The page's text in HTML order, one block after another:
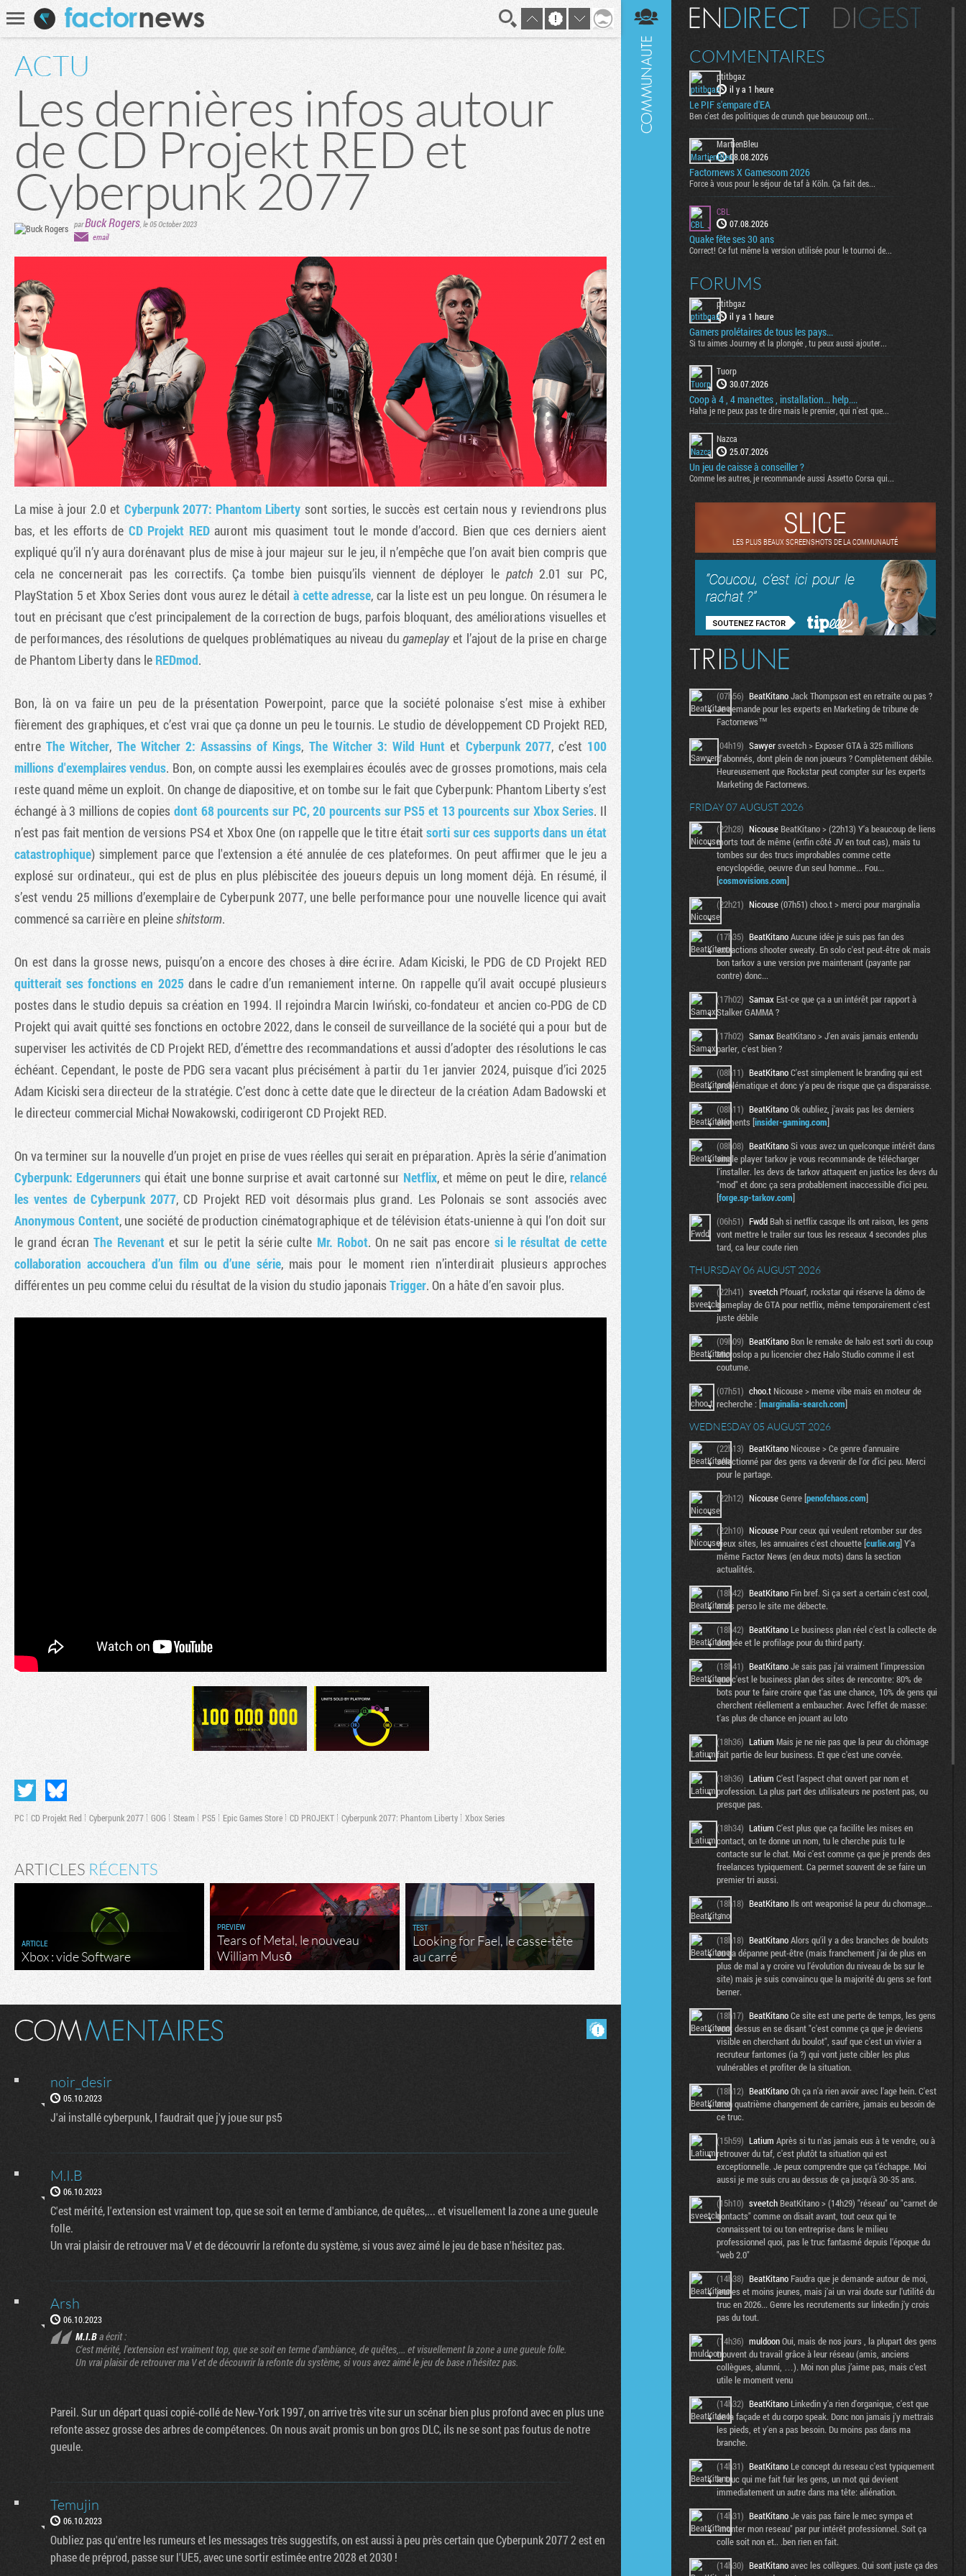
Recherche
ACTU
Les dernières infos autour
de CD Projekt RED et
Cyberpunk 2077
parBuck Rogers,le 05 October 2023
email
La mise à jour 2.0 et Cyberpunk 2077: Phantom Liberty sont sorties, le succès est certain nous y reviendrons plus
bas, et les efforts de CD Projekt REDauront mis quasiment tout le monde d’accord. Bien que ces derniers aient
expliqué qu’il n’y aura dorénavant plus de mise à jour majeur sur le jeu, il n’empêche que l’on avait bien compris que
cela ne concernerait pas les correctifs. Ça tombe bien puisqu’ils viennent de déployer le patch2.01 sur PC,
PlayStation 5 et Xbox Series dont vous aurez le détail à cette adresse, car la liste est un peu longue. On résumera le
tout en précisant que c’est principalement de la correction de bugs, parfois bloquant, des améliorations visuelles et
de performances, des résolutions de quelques problématiques au niveau dugameplayet l’ajout de la prise en charge
de Phantom Liberty dans le REDmod.
Bon, là on va faire un peu de la présentation Powerpoint, parce que la société polonaise s’est mise à exhiber
fièrement des graphiques, et c’est vrai que ça donne un peu le tournis. Le studio de développement CD Projekt RED,
entreThe Witcher, The Witcher 2: Assassins of Kings, The Witcher 3: Wild Hunt et Cyberpunk 2077, c’est 100
millions d'exemplaires vendus. Bon, on compte aussi les exemplaires écoulés avec de grosses promotions, mais cela
reste quand même un exploit. On change de diapositive, et on tombe sur le fait que Cyberpunk: Phantom Liberty s’est
échangé à 3 millions de copies dont 68 pourcents sur PC, 20 pourcents sur PS5 et 13 pourcents sur Xbox Series. Il
n’est pas fait mention de versions PS4 et Xbox One (on rappelle que le titre étaitsorti sur ces supports dans un état
catastrophique) simplement parce que l'extension a été annulée de ces plateformes. On peut affirmer que le jeu a
explosé sur ordinateur., qui est de plus en plus plébiscitée des joueurs depuis un long moment déjà. En résumé, il
s’est vendu 25 millions d’exemplaire de Cyberpunk 2077, une belle performance pour une nouvelle licence qui avait
commencé sa carrière en pleineshitstorm.
On est dans la grosse news, puisqu’on a encore des choses àdireécrire. Adam Kiciski, le PDG de CD Projekt RED
quitterait ses fonctions en 2025dans le cadre d’un remaniement interne. On rappelle qu’il avait occupé plusieurs
postes dans le studio depuis sa création en 1994. Il rejoindra Marcin Iwiński, co-fondateur et ancien co-PDG de CD
Projekt qui avait quitté ses fonctions en octobre 2022, dans le conseil de surveillance de la société qui a pour but de
superviser les activités de CD Projekt RED, d’émettre des recommandations et aussi d’adopter des résolutions le cas
échéant. Cependant, le poste de PDG sera vacant plus précisément à partir du 1er janvier 2024, puisque d’ici 2025
Adam Kiciski sera directeur de la stratégie. C’est donc à cette date que le directeur de la création Adam Badowski et
le directeur commercial Michał Nowakowski, codirigeront CD Projekt RED.
On va terminer sur la nouvelle d’un projet en prise de vues réelles qui serait en préparation. Après la série d’animation
Cyberpunk: Edgerunnersqui était une bonne surprise et avait cartonné sur Netflix, et même on peut le dire,relancé
les ventes de Cyberpunk 2077, CD Projekt RED voit désormais plus grand. Les Polonais se sont associés avec
Anonymous Content, une société de production cinématographique et de télévision états-unienne à qui l’on doit sur
le grand écranThe Revenantet sur le petit la série culte Mr. Robot. On ne sait pas encore si le résultat de cette
collaboration accouchera d’un film ou d’une série, mais pour le moment rien n’interdirait plusieurs approches
différentes un peu comme celui du résultat de la vision du studio japonaisTrigger. On a hâte d’en savoir plus.
PC CD Projekt Red Cyberpunk 2077 GOG Steam PS5 Epic Games Store CD PROJEKT Cyberpunk 2077: Phantom Liberty Xbox Series
ARTICLES RÉCENTS
ARTICLE
Xbox : vide Software
PREVIEW
Tears of Metal, le nouveau
William Musō
TEST
Looking for Fael, le casse-tête
au carré
noir_desir
05.10.2023
J'ai installé cyberpunk, l faudrait que j'y joue sur ps5
M.I.B
06.10.2023
C'est mérité, l'extension est vraiment top, que se soit en terme d'ambiance, de quêtes,... et visuellement la zone a une gueule
folle.
Un vrai plaisir de retrouver ma V et de découvrir la refonte du système, si vous avez aimé le jeu de base n'hésitez pas.
Arsh
06.10.2023
M.I.Ba écrit :
C'est mérité, l'extension est vraiment top, que se soit en terme d'ambiance, de quêtes,... et visuellement la zone a une gueule folle.
Un vrai plaisir de retrouver ma V et de découvrir la refonte du système, si vous avez aimé le jeu de base n'hésitez pas.
Pareil. Sur un départ quasi copié-collé de New-York 1997, on arrive très vite sur un scénar bien plus profond avec en plus une
refonte assez grosse des arbres de compétences. On nous avait promis un bon gros DLC, ils ne se sont pas foutus de notre
gueule.
Temujin
06.10.2023
Oubliez pas qu'entre les rumeurs et les messages très suggestifs, on est aussi à peu près certain que Cyberpunk 2077 2 est en
phase de préprod, passe sur l'UE5, avec une sortir estimée entre 2028 et 2030 !
En direct Digest
COMMENTAIRES
ptitbgaz
il y a 1 heure
Le PIF s'empare d'EA
Ben c'est des politiques de crunch que beaucoup ont...
MartienBleu
08.08.2026
Factornews X Gamescom 2026
Force à vous pour le séjour de taf à Köln. Ça fait des...
CBL
07.08.2026
Quake fête ses 30 ans
Correct! Ce fut même la version utilisée pour le tournoi de...
FORUMS
ptitbgaz
il y a 1 heure
Gamers prolétaires de tous les pays...
Si tu aimes Journey et la plongée , tu peux aussi ajouter...
Tuorp
30.07.2026
Coop à 4 , 4 manettes , installation... help....
Haha je ne peux pas te dire mais le premier, qui n'est que...
Nazca
25.07.2026
Un jeu de caisse à conseiller ?
Comme les autres, je recommande aussi Assetto Corsa qui...
SLICE
LES PLUS BEAUX SCREENSHOTS DE LA COMMUNAUTÉ
(07h56) BeatKitanoJack Thompson est en retraite ou pas ?
Je demande pour les experts en Marketing de tribune de
Factornews™
(04h19) Sawyersveetch > Exposer GTA à 325 millions
d'abonnés, dont plein de non joueurs ? Complètement débile.
Heureusement que Rockstar peut compter sur les experts
Marketing de Factornews.
FRIDAY 07 AUGUST 2026
(22h28) Nicouse BeatKitano > (22h13) Y'a beaucoup de liens
morts tout de même (enfin côté JV en tout cas), mais tu
tombes sur des trucs improbables comme cette
encyclopédie, oeuvre d'un seul homme... Fou...
[cosmovisions.com]
(22h21) Nicouse(07h51) choo.t > merci pour marginalia
(17h35) BeatKitanoAucune idée je suis pas fan des
extractions shooter sweaty. En solo c'est peut-être ok mais
bon tarkov a une version pve maintenant (payante par
contre) donc...
(17h02) Samax Est-ce que ça a un intérêt par rapport à
Stalker GAMMA ?
(17h02) Samax BeatKitano > J'en avais jamais entendu
parler, c'est bien ?
(08h11) BeatKitanoC'est simplement le branding qui est
problématique et donc y'a peu de risque que ça disparaisse.
(08h11) BeatKitanoOk oubliez, j'avais pas les derniers
éléments [insider-gaming.com]
(08h08) BeatKitanoSi vous avez un quelconque intérêt dans
single player tarkov je vous recommande de télécharger
l'installer. les devs de tarkov attaquent en justice les devs du
"mod" et donc ça sera probablement inaccessible d'ici peu.
[forge.sp-tarkov.com]
(06h51) Fwdd Bah si netflix casque ils ont raison, les gens
vont mettre le trailer sur tous les reseaux 4 secondes plus
tard, ca leur coute rien
THURSDAY 06 AUGUST 2026
(22h41) sveetch Pfouarf, rockstar qui réserve la démo de
gameplay de GTA pour netflix, même temporairement c'est
juste débile
(09h09) BeatKitano Bon le remake de halo est sorti du coup
Microslop a pu licencier chez Halo Studio comme il est
coutume.
(07h51) choo.t Nicouse > meme vibe mais en moteur de
recherche : [marginalia-search.com]
WEDNESDAY 05 AUGUST 2026
(22h13) BeatKitano Nicouse > Ce genre d'annuaire
sélectionné par des gens va devenir de l'or d'ici peu. Merci
pour le partage.
(22h12) NicouseGenre [penofchaos.com]
(22h10) Nicouse Pour ceux qui veulent retomber sur des
vieux sites, les annuaires c'est chouette [curlie.org] Y'a
même Factor News (en deux mots) dans la section
actualités.
(18h42) BeatKitano Fin bref. Si ça sert a certain c'est cool,
mais perso le site me débecte.
(18h42) BeatKitano Le business plan réel c'est la collecte de
donnée et le profilage pour du third party.
(18h41) BeatKitanoJe sais pas j'ai vraiment l'impression
que c'est le business plan des sites de rencontre: 80% de
bots pour te faire croire que t'as une chance, 10% de gens qui
cherchent réellement a embaucher. Avec l'effet de masse:
t'as plus de chance en jouant au loto
(18h36) Latium Mais je ne nie pas que la peur du chômage
fait partie de leur business. Et que c'est une corvée.
(18h36) Latium C'est l'aspect chat ouvert par nom et
profession. La plus part des utilisateurs ne postent pas, ou
presque pas.
(18h34) Latium C'est plus que ça facilite les mises en
contact, on te donne un nom, tu le cherche puis tu le
contacte sur le chat. Moi c'est comme ça que je prends des
freelances typiquement. Ca permet souvent de se faire un
premier tri aussi.
(18h18) BeatKitano Ils ont weaponisé la peur du chomage...
:/
(18h18) BeatKitanoAlors qu'il y a des branches de boulots
ou ça dépanne peut-être (mais franchement j'ai de plus en
plus de mal a y croire vu l'évolution du niveau de bs sur le
site) mais je suis convaincu que la majorité du gens se font
berner.
(18h17) BeatKitanoCe site est une perte de temps, les gens
vont dessus en se disant "c'est comme ça que je deviens
visible en cherchant du boulot", sauf que c'est un vivier a
recruteur fantomes (ia ?) qui vont juste cibler les plus
vulnérables et profiter de la situation.
(18h12) BeatKitanoOh ça n'a rien avoir avec l'age hein. C'est
mon quatrième changement de carrière, jamais eu besoin de
ce truc.
(15h59) Latium Après si tu n'as jamais eus à te vendre, ou à
retrouver du taf, c'est plutôt ta situation qui est
exceptionnelle. Je peux comprendre que ça t'échappe. Moi
aussi je me suis cru au dessus de ça jusqu'à 30-35 ans.
(15h10) sveetch BeatKitano > (14h29) "réseau" ou "carnet de
contacts" comme on disait avant, tout ceux qui te
connaissent toi ou ton entreprise dans le milieu
professionnel quoi, pas le truc fantasmé depuis l'époque du
"web 2.0"
(14h38) BeatKitano Faudra que je demande autour de moi,
jeunes et moins jeunes, mais j'ai un vrai doute sur l'utilité du
truc en 2026... Genre les recrutements sur linkedin j'y crois
pas du tout.
(14h36) muldoonOui, mais de nos jours , la plupart des gens
trouvent du travail grâce à leur réseau (amis, anciens
collègues, alumni, …). Moi non plus j’aime pas, mais c’est
utile le moment venu
(14h32) BeatKitano Linkedin y'a rien d'organique, c'est que
de la façade et du corpo speak. Donc non jamais j'y mettrais
les pieds, et y'en a pas besoin. Du moins pas dans ma
branche.
(14h31) BeatKitano Le concept du reseau c'est typiquement
le truc qui me fait fuir les gens, un mot qui devient
immediatement un autre dans ma tête: aliénation.
(14h31) BeatKitanoJe vais pas faire le mec sympa et
"monter mon reseau" par pur intérêt professionnel. Soit ça
colle soit non et.. .ben rien en fait.
(14h30) BeatKitanoavec les collègues. Qui sont juste ça des